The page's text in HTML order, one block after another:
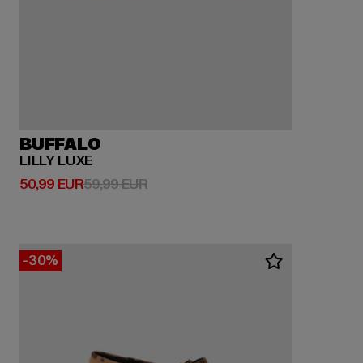
BUFFALO
LILLY LUXE
50,99 EUR
Derzeitiger Preis: 50,99 EUR
59,99 EURAktionspreis: 59,99 EUR
-30%